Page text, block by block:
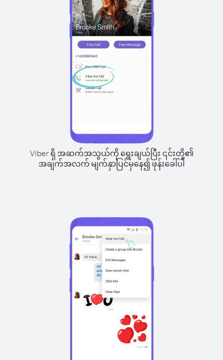
Viber ရှိ အဆက်အသွယ်ကို ရွေးချယ်ပြီး ၎င်းတို့၏
အချက်အလက် မျက်နှာပြင်မှနေ၍ ဖုန်းခေါ်ပါ